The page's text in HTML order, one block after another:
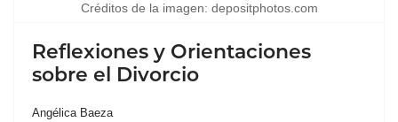
Créditos de la imagen: depositphotos.com
Reflexiones y Orientaciones
sobre el Divorcio
Angélica Baeza